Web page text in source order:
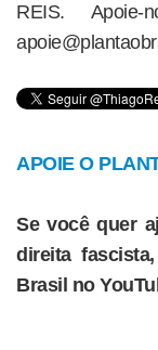
REIS.
APOIE O
Se você quer
direita
Brasil no